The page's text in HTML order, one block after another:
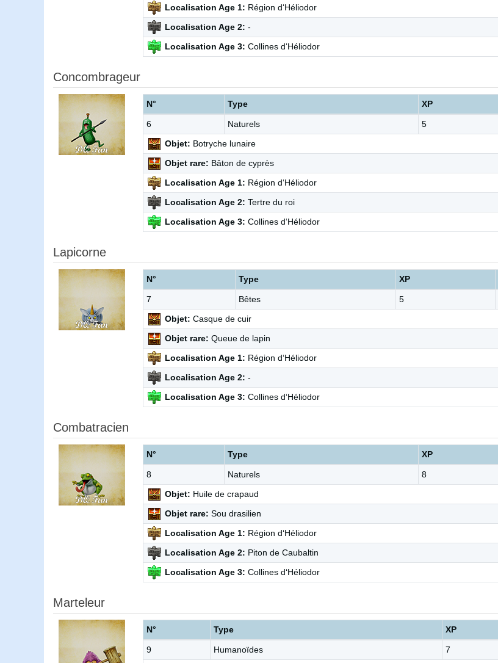
Localisation Age 1: Région d‘Héliodor
Localisation Age 2: -
Localisation Age 3: Collines d‘Héliodor
Concombrageur
N° Type XP
6 Naturels 5
Objet: Botryche lunaire
Objet rare: Bâton de cyprès
Localisation Age 1: Région d‘Héliodor
Localisation Age 2: Tertre du roi
Localisation Age 3: Collines d‘Héliodor
Lapicorne
N° Type XP
7 Bêtes 5
Objet: Casque de cuir
Objet rare: Queue de lapin
Localisation Age 1: Région d‘Héliodor
Localisation Age 2: -
Localisation Age 3: Collines d‘Héliodor
Combatracien
N° Type XP
8 Naturels 8
Objet: Huile de crapaud
Objet rare: Sou drasilien
Localisation Age 1: Région d‘Héliodor
Localisation Age 2: Piton de Caubaltin
Localisation Age 3: Collines d‘Héliodor
Marteleur
N° Type XP
9 Humanoïdes 7